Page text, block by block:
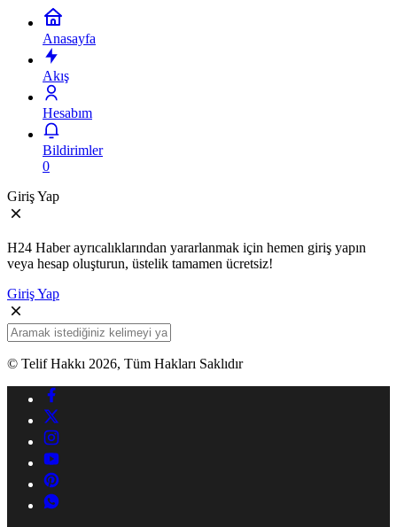
Anasayfa
Akış
Hesabım
Bildirimler
0
Giriş Yap
H24 Haber ayrıcalıklarından yararlanmak için hemen giriş yapın
veya hesap oluşturun, üstelik tamamen ücretsiz!
Giriş Yap
© Telif Hakkı 2026, Tüm Hakları Saklıdır